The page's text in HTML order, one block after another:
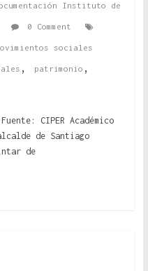
Instituto de
0 Comment
sociales
, patrimonio ,
CIPER Académico
de Santiago
de